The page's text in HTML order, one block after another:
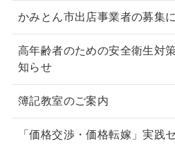
かみとん市出店事業者の募集
高年齢者のための安全衛生対
知らせ
簿記教室のご案内
「価格交渉・価格転嫁」実践